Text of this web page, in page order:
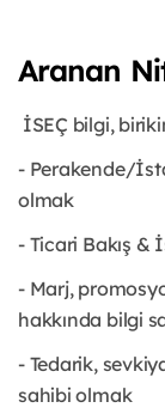
Aranan
İSEÇ bilgi,
- Perakende/
olmak
- Ticari Bakış &
- Marj,
hakkında bilgi
- Tedarik,
sahibi olmak